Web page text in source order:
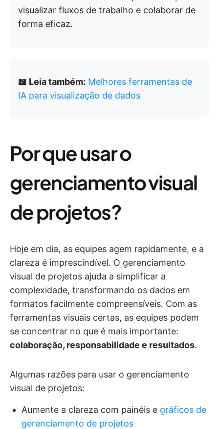
visualizar fluxos de trabalho e colaborar de
forma eficaz.
📖 Leia também: Melhores ferramentas de
IA para visualização de dados
Por que usar o
gerenciamento visual
de projetos?
Hoje em dia, as equipes agem rapidamente, e a
clareza é imprescindível. O gerenciamento
visual de projetos ajuda a simplificar a
complexidade, transformando os dados em
formatos facilmente compreensíveis. Com as
ferramentas visuais certas, as equipes podem
se concentrar no que é mais importante:
colaboração, responsabilidade e resultados.
Algumas razões para usar o gerenciamento
visual de projetos:
Aumente a clareza com painéis e gráficos de
gerenciamento de projetos